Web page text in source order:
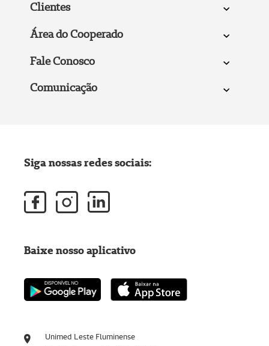
Clientes
Área do Cooperado
Fale Conosco
Comunicação
Unimed Leste Fluminense
Siga nossas redes sociais:
Baixe nosso aplicativo